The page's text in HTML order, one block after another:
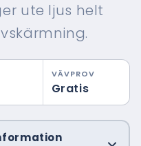
större.
—
ute ljus helt
VÄVPROV
Gratis